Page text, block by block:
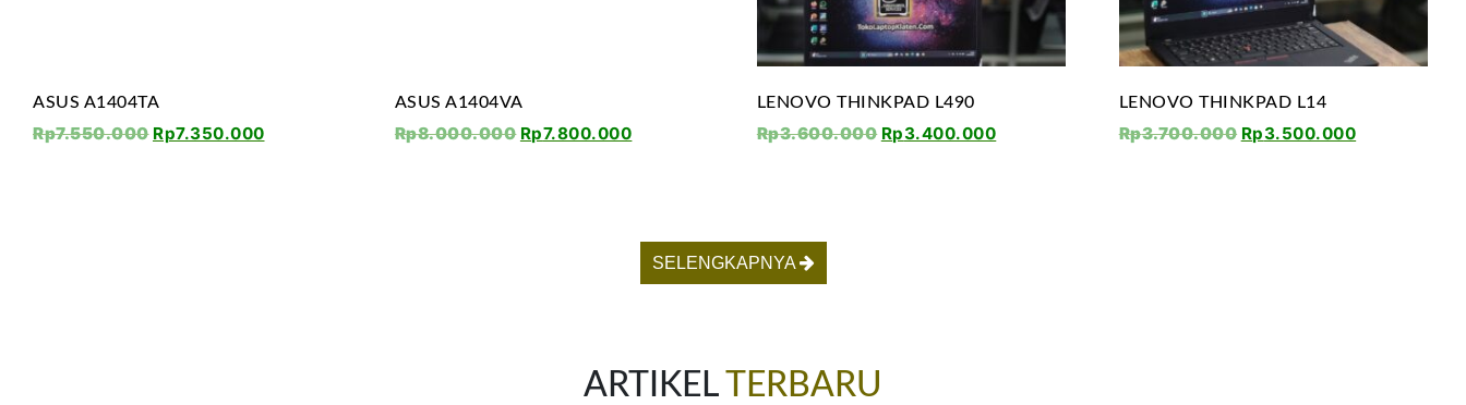
ASUS A1404TA
Rp7.550.000 Rp7.350.000
ASUS A1404VA
Rp8.000.000 Rp7.800.000
LENOVO THINKPAD L490
Rp3.600.000 Rp3.400.000
LENOVO THINKPAD L14
Rp3.700.000 Rp3.500.000
SELENGKAPNYA
ARTIKEL TERBARU